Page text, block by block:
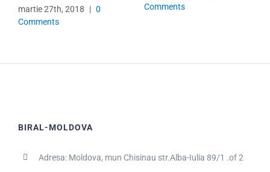
martie 27th, 2018 | 0
Comments
Comments
BIRAL-MOLDOVA
Adresa: Moldova, mun Chisinau str.Alba-Iulia 89/1 .of 2